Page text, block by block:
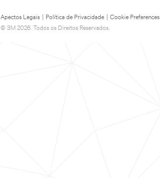
Apectos Legais Política de Privacidade Cookie Preferences
© 3M 2026. Todos os Direitos Reservados.